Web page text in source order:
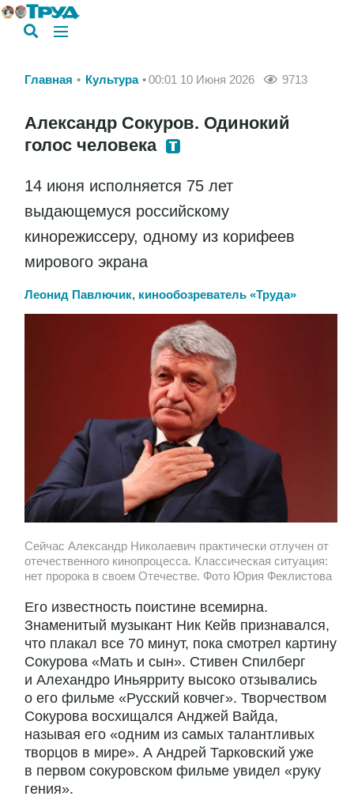
Главная Культура 00:01 10 Июня 2026 9713
Александр Сокуров. Одинокий
голос человека
14 июня исполняется 75 лет
выдающемуся российскому
кинорежиссеру, одному из корифеев
мирового экрана
Леонид Павлючик, кинообозреватель «Труда»
Сейчас Александр Николаевич практически отлучен от
отечественного кинопроцесса. Классическая ситуация:
нет пророка в своем Отечестве. Фото Юрия Феклистова
Его известность поистине всемирна.
Знаменитый музыкант Ник Кейв признавался,
что плакал все 70 минут, пока смотрел картину
Сокурова «Мать и сын». Стивен Спилберг
и Алехандро Иньярриту высоко отзывались
о его фильме «Русский ковчег». Творчеством
Сокурова восхищался Анджей Вайда,
называя его «одним из самых талантливых
творцов в мире». А Андрей Тарковский уже
в первом сокуровском фильме увидел «руку
гения».